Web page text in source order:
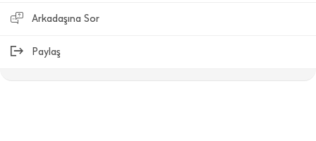
Arkadaşına Sor
Paylaş